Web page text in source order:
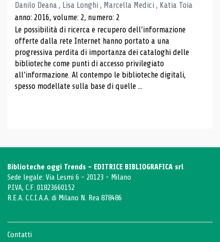
Danilo Deana , Lisa Longhi , Marcella Medici , Katia Toia
anno: 2016, volume: 2, numero: 2
Le possibilità di ricerca e recupero dell’informazione
offerte dalla rete Internet hanno portato a una
progressiva perdita di importanza dei cataloghi delle
biblioteche come punti di accesso privilegiato
all’informazione. Al contempo le biblioteche digitali,
spesso modellate sulla base di quelle ...
Biblioteche oggi Trends - EDITRICE BIBLIOGRAFICA srl
Sede legale: Via Lesmi 6 - 20123 - Milano
P.IVA, C.F. 01823660152
R.E.A. C.C.I.A.A. di Milano N. Rea 878486
Contatti